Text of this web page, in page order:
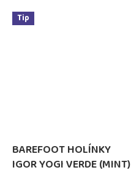
Tip
BAREFOOT HOLÍNKY
IGOR YOGI VERDE (MINT)